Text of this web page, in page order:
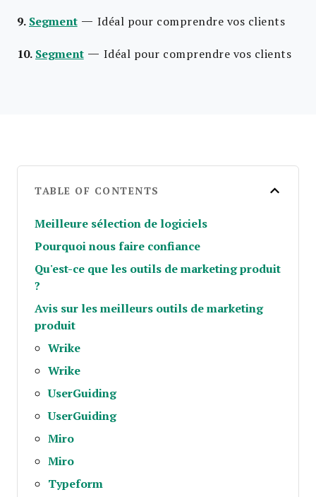
9. Segment — Idéal pour comprendre vos clients
10. Segment — Idéal pour comprendre vos clients
TABLE OF CONTENTS
Meilleure sélection de logiciels
Pourquoi nous faire confiance
Qu'est-ce que les outils de marketing produit
?
Avis sur les meilleurs outils de marketing
produit
Wrike
Wrike
UserGuiding
UserGuiding
Miro
Miro
Typeform